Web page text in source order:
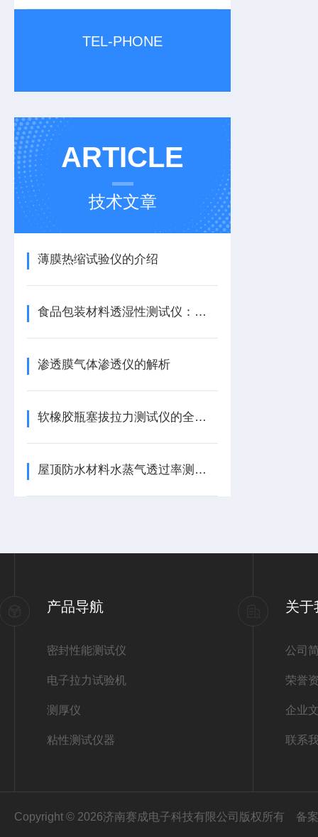
TEL-PHONE
ARTICLE
技术文章
薄膜热缩试验仪的介绍
食品包装材料透湿性测试仪：解析
渗透膜气体渗透仪的解析
软橡胶瓶塞拔拉力测试仪的全面解析
屋顶防水材料水蒸气透过率测试仪的应用
产品导航
密封性能测试仪
电子拉力试验机
测厚仪
粘性测试仪器
关于
公司
荣誉
企业
联系
Copyright © 2026济南赛成电子科技有限公司版权所有 备